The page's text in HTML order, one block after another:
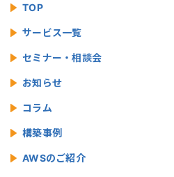
TOP
サービス一覧
セミナー・相談会
お知らせ
コラム
構築事例
AWSのご紹介